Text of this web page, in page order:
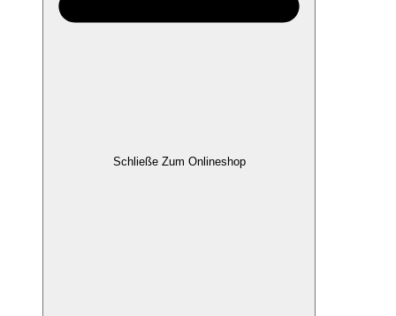
Schließe Zum Onlineshop